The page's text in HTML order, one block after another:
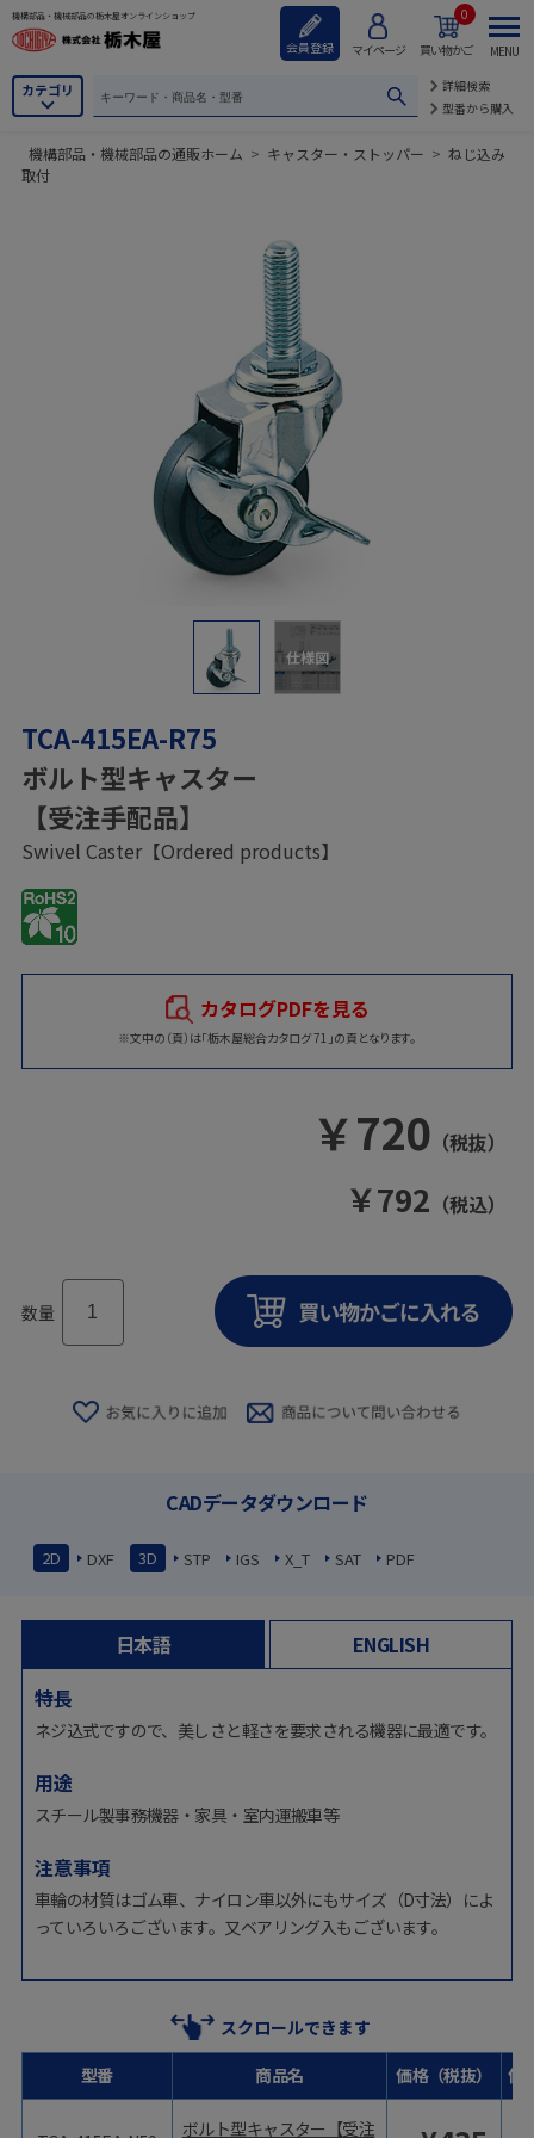
機構部品・機械部品の栃木屋オンラインショップ
会員登録 マイページ 買い物かご
0
カテゴリ
詳細検索
型番から購入
MENU
機構部品・機械部品の通販ホーム > キャスター・ストッパー > ねじ込み
取付
仕様図
TCA-415EA-R75
ボルト型キャスター
【受注手配品】
Swivel Caster【Ordered products】
カタログPDFを見る
※文中の（頁）は「栃木屋総合カタログ 71」の頁となります。
￥720 （税抜）
￥792 （税込）
数量
CADデータダウンロード
2D DXF 3D STP IGS X_T SAT PDF
日本語
ENGLISH
特長
ネジ込式ですので、美しさと軽さを要求される機器に最適です。
用途
スチール製事務機器・家具・室内運搬車等
注意事項
車輪の材質はゴム車、ナイロン車以外にもサイズ（D寸法）によ
っていろいろございます。又ベアリング入もございます。
スクロールできます
型番 商品名 価格（税抜） 価
ボルト型キャスター【受注